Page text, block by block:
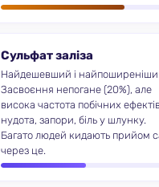
Сульфат заліза
Найдешевший і
Засвоєння непогане (20%), але
висока частота побічних
нудота, запори, біль у шлунку.
Багато людей кидають прийом
через це.